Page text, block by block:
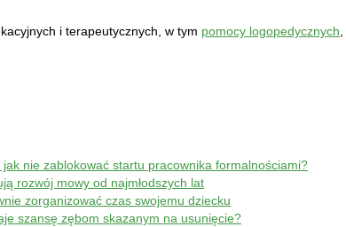
i terapeutycznych, w tym pomocy logopedycznych
nie zablokować startu pracownika formalnościami?
rozwój mowy od najmłodszych lat
zorganizować czas swojemu dziecku
szansę zębom skazanym na usunięcie?